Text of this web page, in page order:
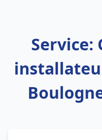
Service: